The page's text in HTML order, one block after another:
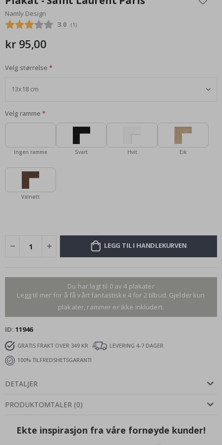
begynnelsen
av
bildegalleri
Namly Design
Gjennomsnittskarakter:
3.0 (stemmer:
1 )
kr 95,00
Velg størrelse
Velg ramme
Ingen ramme Svart Hvit Eik
Valnøtt
LEGG TIL I HANDLEKURVEN
Du har lagt til 0 av 4 plakater
Legg til mer for å få vårt fantastiske 4 for 2 tilbud. Gjelder kun
plakater, rammer er ikke inkludert.
ID 11946
GRATIS FRAKT OVER 349 KR
LEVERING 4-7 DAGER
100% TILFREDSHETSGARANTI
DETALJER
PRODUKTOMTALER (0)
Ekte inspirasjon fra våre fornøyde kunder!